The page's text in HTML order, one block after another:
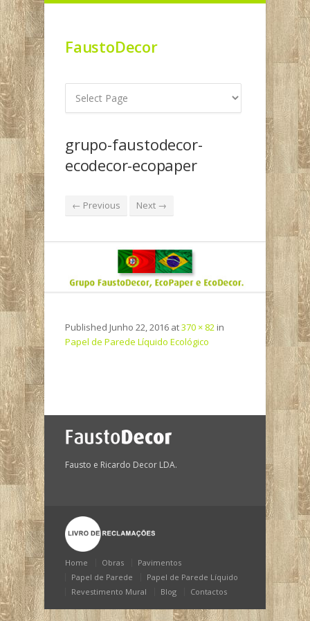
FaustoDecor
grupo-faustodecor-
ecodecor-ecopaper
← Previous Next →
Published Junho 22, 2016 at370 × 82 in
Papel de Parede Líquido Ecológico
Fausto e Ricardo Decor LDA.
Home Obras
Pavimentos
Papel de Parede
Papel de Parede Líquido
Revestimento Mural
Blog Contactos